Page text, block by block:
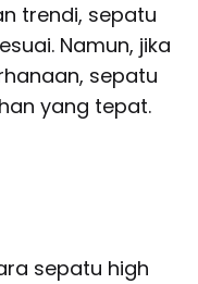
trendi, sepatu
Namun, jika
sepatu
yang tepat.
sepatu high